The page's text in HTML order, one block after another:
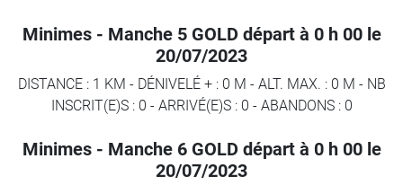
Minimes - Manche 5 GOLD départ à 0 h 00 le
20/07/2023
DISTANCE : 1 KM - DÉNIVELÉ + : 0 M - ALT. MAX. : 0 M - NB
INSCRIT(E)S : 0 - ARRIVÉ(E)S : 0 - ABANDONS : 0
Minimes - Manche 6 GOLD départ à 0 h 00 le
20/07/2023